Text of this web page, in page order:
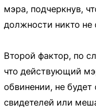
мэра, подчеркнув,
должности никто не
Второй фактор, по
что действующий
обвинении, не будет
свидетелей или